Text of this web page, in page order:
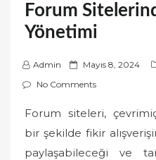
Forum
Yönetimi
Admin
P
o
t
e
d
Mayıs 8, 2024
No Comments
Forum siteleri,
bir şekilde fikir
paylaşabileceği ve